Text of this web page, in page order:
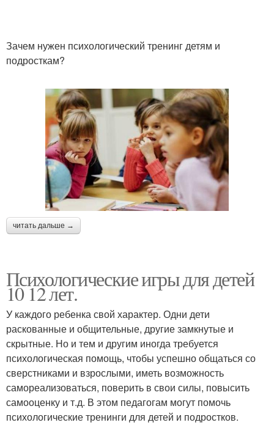
Зачем нужен психологический тренинг детям и
подросткам?
читать дальше →
Психологические игры для детей
10 12 лет.
У каждого ребенка свой характер. Одни дети
раскованные и общительные, другие замкнутые и
скрытные. Но и тем и другим иногда требуется
психологическая помощь, чтобы успешно общаться со
сверстниками и взрослыми, иметь возможность
самореализоваться, поверить в свои силы, повысить
самооценку и т.д. В этом педагогам могут помочь
психологические тренинги для детей и подростков.